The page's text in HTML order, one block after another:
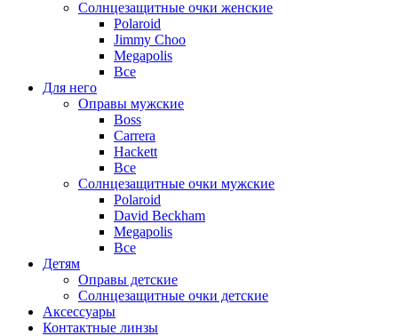
Солнцезащитные очки женские
Polaroid
Jimmy Choo
Megapolis
Все
Для него
Оправы мужские
Boss
Carrera
Hackett
Все
Солнцезащитные очки мужские
Polaroid
David Beckham
Megapolis
Все
Детям
Оправы детские
Солнцезащитные очки детские
Аксессуары
Контактные линзы